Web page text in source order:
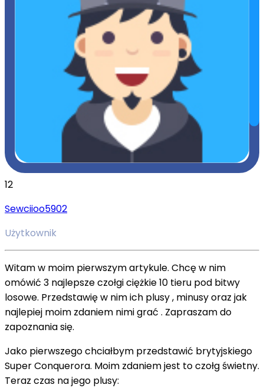
12
Sewciioo5902
Użytkownik
Witam w moim pierwszym artykule. Chcę w nim
omówić 3 najlepsze czołgi ciężkie 10 tieru pod bitwy
losowe. Przedstawię w nim ich plusy , minusy oraz jak
najlepiej moim zdaniem nimi grać . Zapraszam do
zapoznania się.
Jako pierwszego chciałbym przedstawić brytyjskiego
Super Conquerora. Moim zdaniem jest to czołg świetny.
Teraz czas na jego plusy: